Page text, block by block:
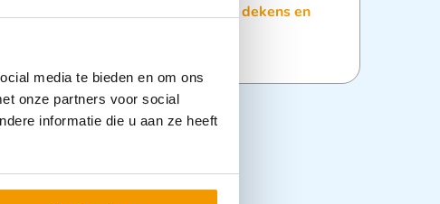
media te bieden en om ons
onze partners voor social
informatie die u aan ze heeft
Lakens, dekens en